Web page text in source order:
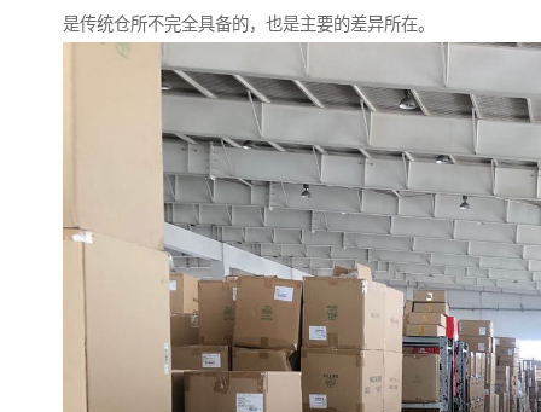
是传统仓所不完全具备的，也是主要的差异所在。